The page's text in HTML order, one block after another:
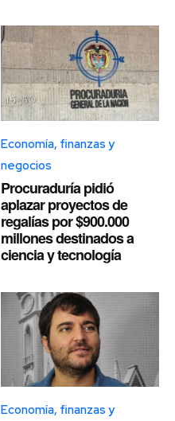
Economía, finanzas y
negocios
Procuraduría pidió
aplazar proyectos de
regalías por $900.000
millones destinados a
ciencia y tecnología
Economía, finanzas y